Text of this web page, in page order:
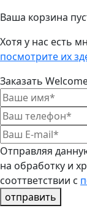
Ваша корзина
Хотя у нас есть
посмотрите их
Заказать
Отправляя
на обработку и
сооттветствии с
отправить